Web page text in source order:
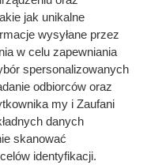
Zanim spełnisz
poznaj nie tylko
się z tym wiązać. Nie
styl życia pozwala na
pies będzie
problemem.
jak unikalne
wysyłane przez
w celu zapewniania
spersonalizowanych
odbiorców oraz
my i Zaufani
danych
skanować
identyfikacji.